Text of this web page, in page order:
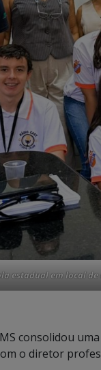
estadual em local
consolidou
o diretor